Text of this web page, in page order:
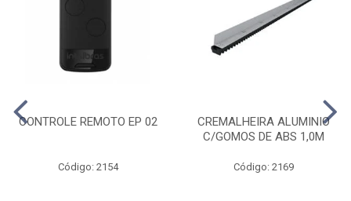
CONTROLE REMOTO EP 02
Código: 2154
CREMALHEIRA ALUMINIO
C/GOMOS DE ABS 1,0M
Código: 2169